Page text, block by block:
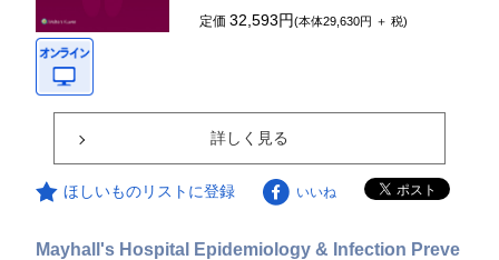
定価32,593円(本体29,630円 ＋ 税)
詳しく見る
ほしいものリストに登録 いいね
Mayhall's Hospital Epidemiology & Infection Preve